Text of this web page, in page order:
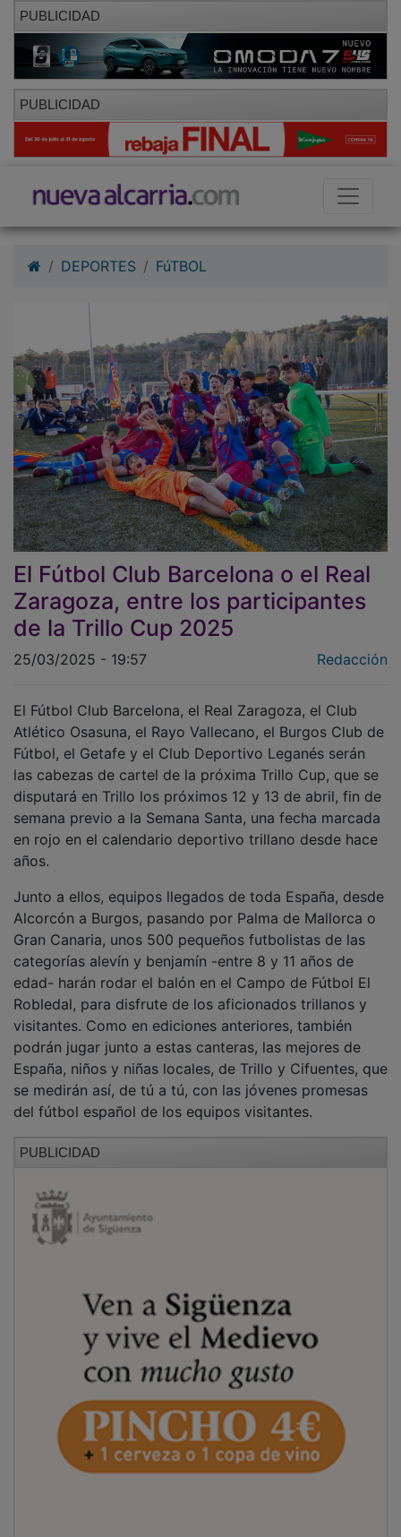
PUBLICIDAD
PUBLICIDAD
El Fútbol Club Barcelona o el Real
Zaragoza, entre los participantes
de la Trillo Cup 2025
Atlético Osasuna, el Rayo Vallecano, el Burgos Club de
Fútbol, el Getafe y el Club Deportivo Leganés serán
las cabezas de cartel de la próxima Trillo Cup, que se
disputará en Trillo los próximos 12 y 13 de abril, fin de
semana previo a la Semana Santa, una fecha marcada
en rojo en el calendario deportivo trillano desde hace
años.
Alcorcón a Burgos, pasando por Palma de Mallorca o
Gran Canaria, unos 500 pequeños futbolistas de las
categorías alevín y benjamín -entre 8 y 11 años de
edad- harán rodar el balón en el Campo de Fútbol El
Robledal, para disfrute de los aficionados trillanos y
visitantes. Como en ediciones anteriores, también
podrán jugar junto a estas canteras, las mejores de
España, niños y niñas locales, de Trillo y Cifuentes, que
se medirán así, de tú a tú, con las jóvenes promesas
del fútbol español de los equipos visitantes.